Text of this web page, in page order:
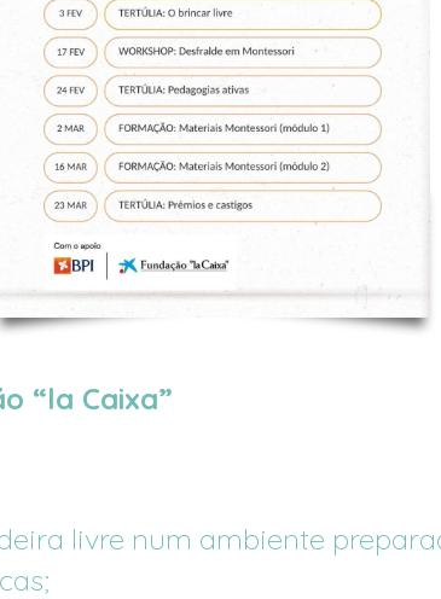
“la Caixa”
livre num ambiente